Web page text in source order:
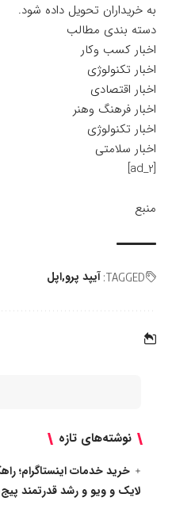
به خریداران تحویل داده شود.
دسته بندی مطالب
اخبار کسب وکار
اخبار تکنولوژی
اخبار اقتصادی
اخبار فرهنگ وهنر
اخبار تکنولوژی
اخبار سلامتی
[ad_2]
منبع
TAGGED: آیپد پرو اپل
نوشته‌های تازه
خرید خدمات اینستاگرام؛
لایک و ویو و رشد قدرتمند